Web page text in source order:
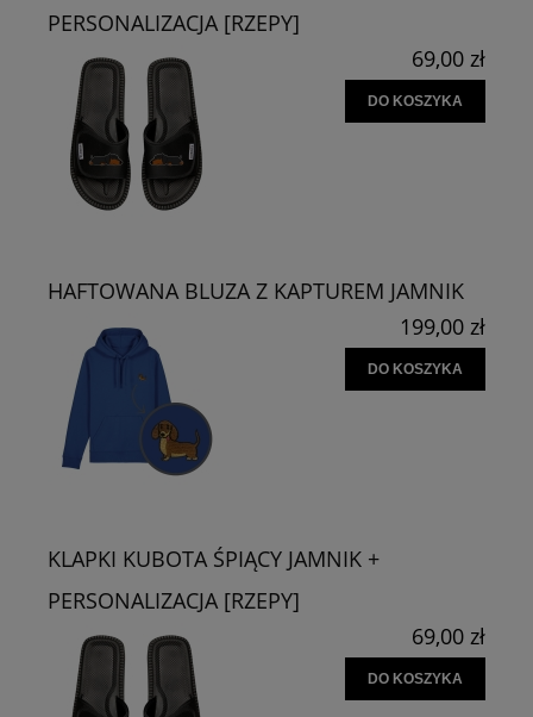
PERSONALIZACJA [RZEPY]
69,00 zł
DO KOSZYKA
HAFTOWANA BLUZA Z KAPTUREM JAMNIK
199,00 zł
DO KOSZYKA
KLAPKI KUBOTA ŚPIĄCY JAMNIK +
PERSONALIZACJA [RZEPY]
69,00 zł
DO KOSZYKA